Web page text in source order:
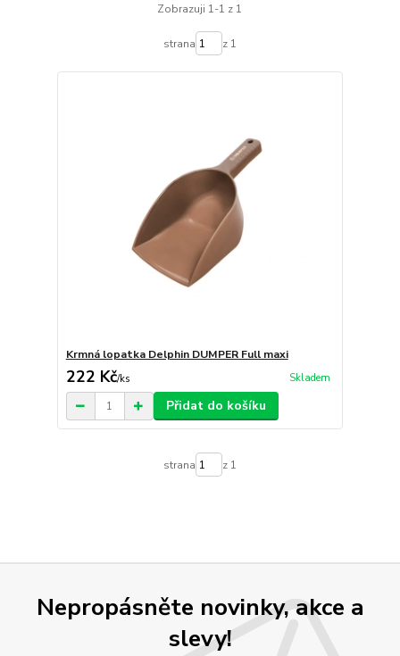
Zobrazuji 1-1 z 1
strana z 1
Krmná lopatka Delphin DUMPER Full maxi
222 Kč/ks Skladem
Přidat do košíku
strana z 1
Nepropásněte novinky, akce a
slevy!